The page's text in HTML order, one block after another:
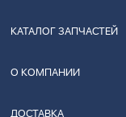
КАТАЛОГ ЗАПЧАСТЕЙ
О КОМПАНИИ